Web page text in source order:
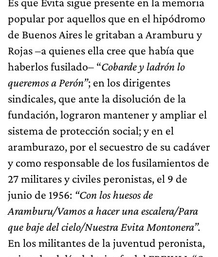
popular por aquellos que en el hipódromo
de Buenos Aires le gritaban a Aramburu y
Rojas –a quienes ella cree que había que
haberlos fusilado– “Cobarde y ladrón lo
queremos a Perón”; en los dirigentes
sindicales, que ante la disolución de la
fundación, lograron mantener y ampliar el
sistema de protección social; y en el
aramburazo, por el secuestro de su cadáver
y como responsable de los fusilamientos de
27 militares y civiles peronistas, el 9 de
junio de 1956: “Con los huesos de
Aramburu/Vamos a hacer una escalera/Para
que baje del cielo/Nuestra Evita Montonera”.
En los militantes de la juventud peronista,